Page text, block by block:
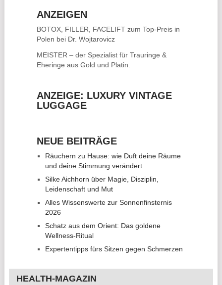
ANZEIGEN
BOTOX, FILLER, FACELIFTzum Top-Preis in
Polen bei Dr. Wojtarovicz
MEISTER – der Spezialist für Trauringe &
Eheringe aus Gold und Platin.
ANZEIGE: LUXURY VINTAGE
LUGGAGE
NEUE BEITRÄGE
Räuchern zu Hause: wie Duft deine Räume
und deine Stimmung verändert
Silke Aichhorn über Magie, Disziplin,
Leidenschaft und Mut
Alles Wissenswerte zur Sonnenfinsternis
2026
Schatz aus dem Orient: Das goldene
Wellness-Ritual
Expertentipps fürs Sitzen gegen Schmerzen
HEALTH-MAGAZIN